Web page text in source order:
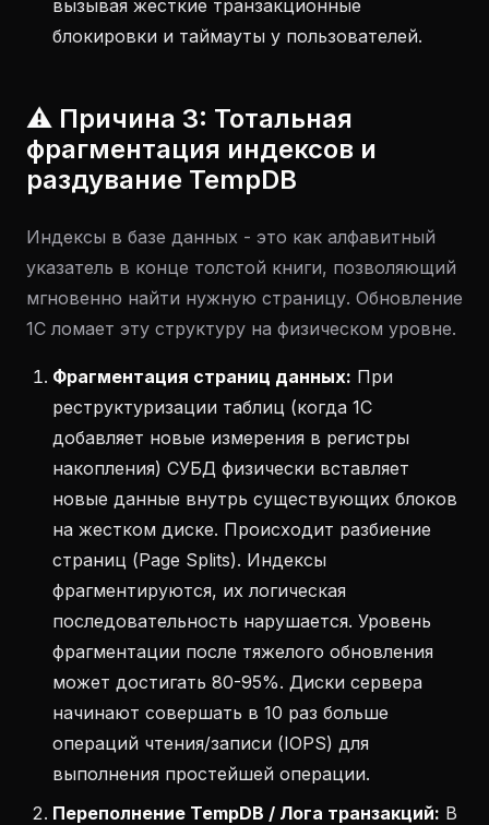
вызывая жесткие транзакционные
блокировки и таймауты у пользователей.
⚠️ Причина 3: Тотальная
фрагментация индексов и
раздувание TempDB
Индексы в базе данных - это как алфавитный
указатель в конце толстой книги, позволяющий
мгновенно найти нужную страницу. Обновление
1С ломает эту структуру на физическом уровне.
Фрагментация страниц данных: При
реструктуризации таблиц (когда 1С
добавляет новые измерения в регистры
накопления) СУБД физически вставляет
новые данные внутрь существующих блоков
на жестком диске. Происходит разбиение
страниц (Page Splits). Индексы
фрагментируются, их логическая
последовательность нарушается. Уровень
фрагментации после тяжелого обновления
может достигать 80-95%. Диски сервера
начинают совершать в 10 раз больше
операций чтения/записи (IOPS) для
выполнения простейшей операции.
Переполнение TempDB / Лога транзакций: В